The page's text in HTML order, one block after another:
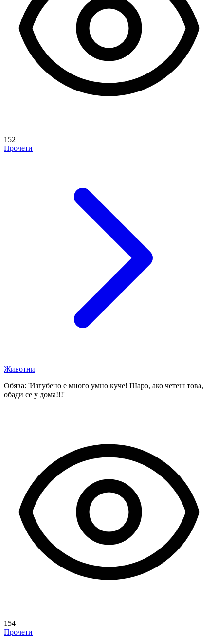
152
Прочети
Животни
Обява: 'Изгубено е много умно куче! Шаро, ако четеш това,
обади се у дома!!!'
154
Прочети